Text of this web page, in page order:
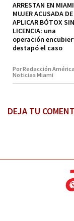
ARRESTAN EN
MUJER ACUSADA DE
APLICAR BÓTOX SIN
LICENCIA: una
operación
destapó el caso
Por Redacción América
Noticias Miami
DEJA TU